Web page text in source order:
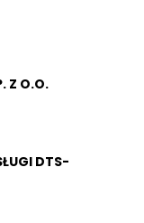
Z O.O.
DTS-